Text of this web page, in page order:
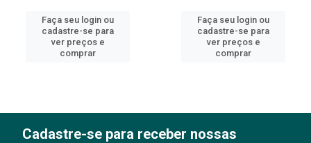
Faça seu login ou
cadastre-se para
ver preços e
comprar
Faça seu login ou
cadastre-se para
ver preços e
comprar
Cadastre-se para receber nossas